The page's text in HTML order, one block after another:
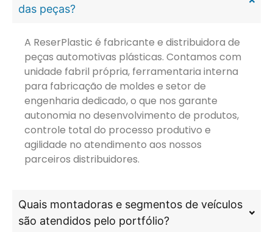
das peças?
A ReserPlastic é fabricante e distribuidora de
peças automotivas plásticas. Contamos com
unidade fabril própria, ferramentaria interna
para fabricação de moldes e setor de
engenharia dedicado, o que nos garante
autonomia no desenvolvimento de produtos,
controle total do processo produtivo e
agilidade no atendimento aos nossos
parceiros distribuidores.
Quais montadoras e segmentos de veículos
são atendidos pelo portfólio?